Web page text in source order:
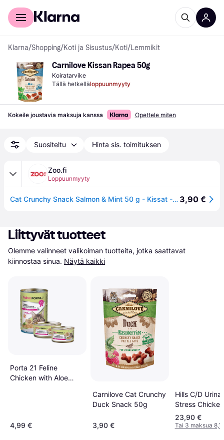
Kuluttajille
Klarna/Shopping/Koti ja Sisustus/Koti/Lemmikit
Carnilove Kissan Rapea 50g
Koiratarvike
Tällä hetkelläloppuunmyyty
Kokeile joustavia maksuja kanssa Opettele miten
Suositeltu Hinta sis. toimituksen
Zoo.fi
Loppuunmyyty
Cat Crunchy Snack Salmon & Mint 50 g - Kissat - Kissan herkut ja kissanruoho - Luonnonherkut - Carnilove 3,90 €
Liittyvät tuotteet
Olemme valinneet valikoiman tuotteita, jotka saattavat
kiinnostaa sinua. Näytä kaikki
Porta 21 Feline
Chicken with Aloe
4,99 €
Carnilove Cat Crunchy
Duck Snack 50g
3,90 €
Hills C/D
Stress
85 g x 12 st
23,90 €
Tai 3 maksua